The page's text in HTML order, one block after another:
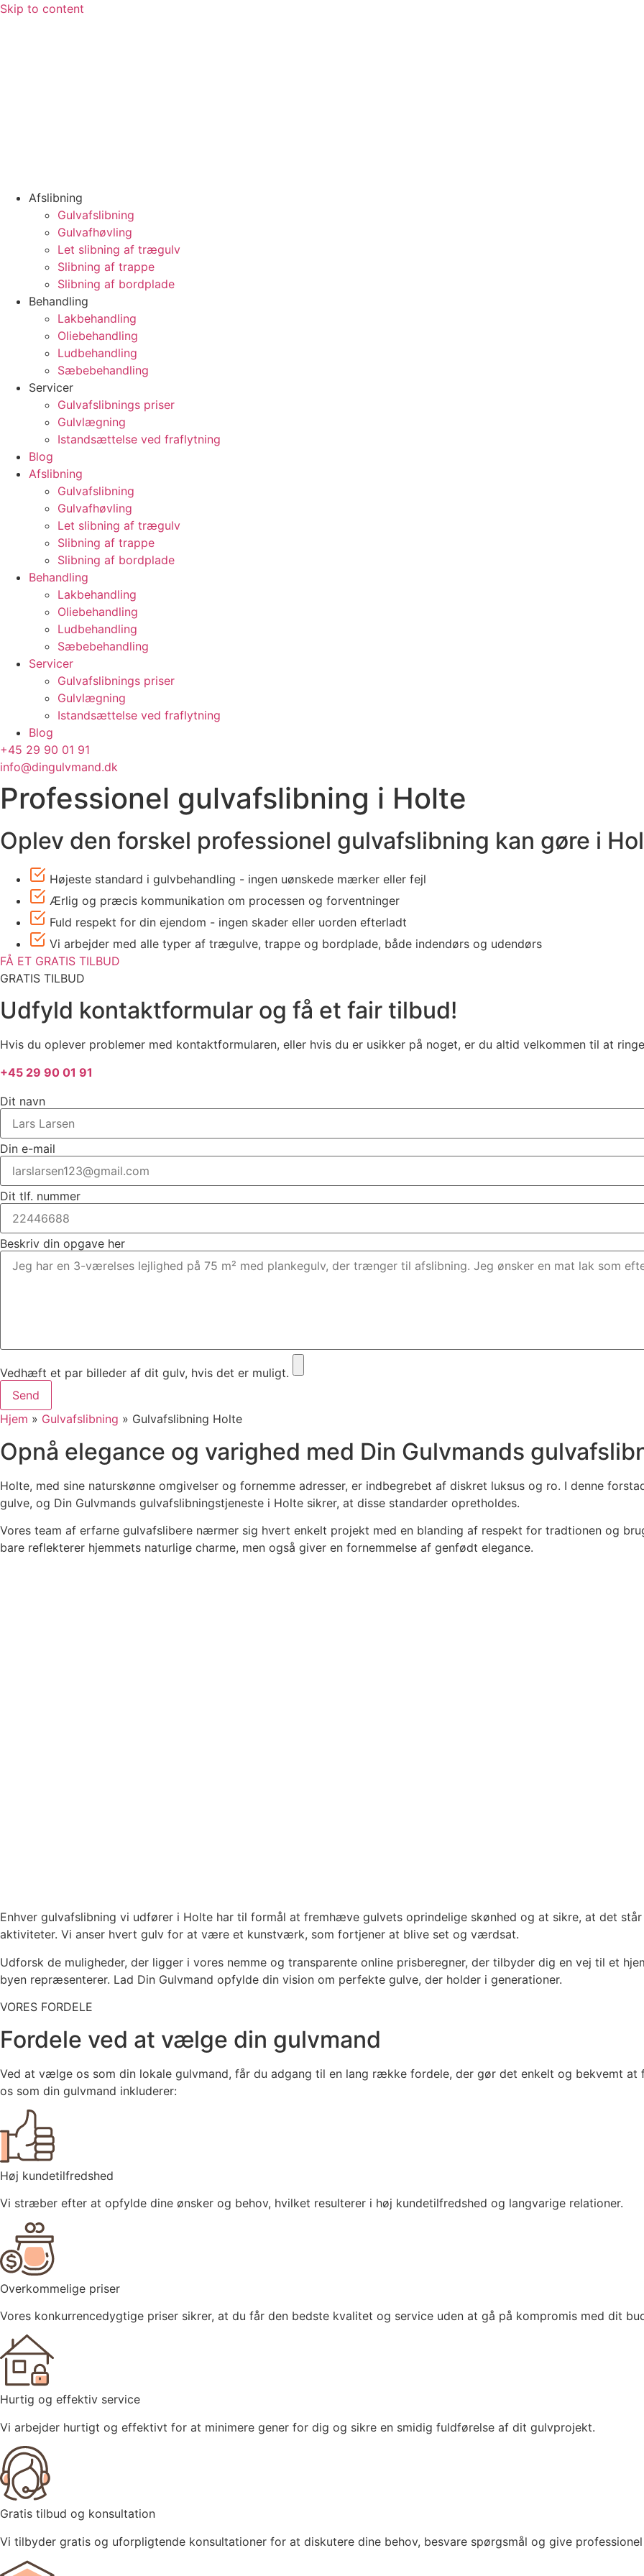
Skip to content
Afslibning
Gulvafslibning
Gulvafhøvling
Let slibning af trægulv
Slibning af trappe
Slibning af bordplade
Behandling
Lakbehandling
Oliebehandling
Ludbehandling
Sæbebehandling
Servicer
Gulvafslibnings priser
Gulvlægning
Istandsættelse ved fraflytning
Blog
Afslibning
Gulvafslibning
Gulvafhøvling
Let slibning af trægulv
Slibning af trappe
Slibning af bordplade
Behandling
Lakbehandling
Oliebehandling
Ludbehandling
Sæbebehandling
Servicer
Gulvafslibnings priser
Gulvlægning
Istandsættelse ved fraflytning
Blog
+45 29 90 01 91
info@dingulvmand.dk
Professionel gulvafslibning i Holte
Oplev den forskel professionel gulvafslibning kan gøre i
Højeste standard i gulvbehandling - ingen uønskede mærker eller fejl
Ærlig og præcis kommunikation om processen og forventninger
Fuld respekt for din ejendom - ingen skader eller uorden efterladt
Vi arbejder med alle typer af trægulve, trappe og bordplade, både indendørs og udendørs
FÅ ET GRATIS TILBUD
GRATIS TILBUD
Udfyld kontaktformular og få et fair tilbud!
Hvis du oplever problemer med kontaktformularen, eller hvis du er usikker på noget, er du altid velkommen til at
+45 29 90 01 91
Dit navn
Din e-mail
Dit tlf. nummer
Beskriv din opgave her
Vedhæft et par billeder af dit gulv, hvis det er muligt.
Send
Hjem » Gulvafslibning » Gulvafslibning Holte
Opnå elegance og varighed med Din Gulvmands
Holte, med sine naturskønne omgivelser og fornemme adresser, er indbegrebet af diskret luksus og ro. I denne
gulve, og Din Gulvmands gulvafslibningstjeneste i Holte sikrer, at disse standarder opretholdes.
Vores team af erfarne gulvafslibere nærmer sig hvert enkelt projekt med en blanding af respekt for tradtionen og
bare reflekterer hjemmets naturlige charme, men også giver en fornemmelse af genfødt elegance.
Enhver gulvafslibning vi udfører i Holte har til formål at fremhæve gulvets oprindelige skønhed og at sikre, at det
aktiviteter. Vi anser hvert gulv for at være et kunstværk, som fortjener at blive set og værdsat.
Udforsk de muligheder, der ligger i vores nemme og transparente online prisberegner, der tilbyder dig en vej til et
byen repræsenterer. Lad Din Gulvmand opfylde din vision om perfekte gulve, der holder i generationer.
VORES FORDELE
Fordele ved at vælge din gulvmand
Ved at vælge os som din lokale gulvmand, får du adgang til en lang række fordele, der gør det enkelt og bekvemt
os som din gulvmand inkluderer:
Høj kundetilfredshed
Vi stræber efter at opfylde dine ønsker og behov, hvilket resulterer i høj kundetilfredshed og langvarige relationer.
Overkommelige priser
Vores konkurrencedygtige priser sikrer, at du får den bedste kvalitet og service uden at gå på kompromis med dit
Hurtig og effektiv service
Vi arbejder hurtigt og effektivt for at minimere gener for dig og sikre en smidig fuldførelse af dit gulvprojekt.
Gratis tilbud og konsultation
Vi tilbyder gratis og uforpligtende konsultationer for at diskutere dine behov, besvare spørgsmål og give